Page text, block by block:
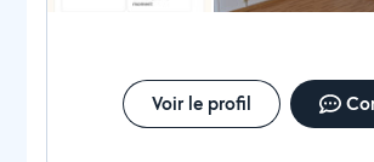
Voir le profil